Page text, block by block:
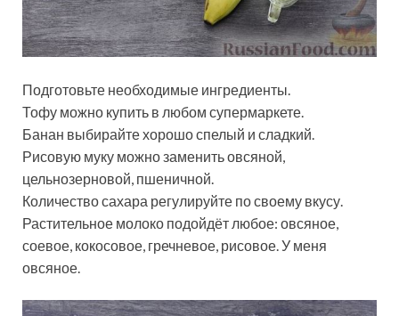
Подготовьте необходимые ингредиенты.
Тофу можно купить в любом супермаркете.
Банан выбирайте хорошо спелый и сладкий.
Рисовую муку можно заменить овсяной,
цельнозерновой, пшеничной.
Количество сахара регулируйте по своему вкусу.
Растительное молоко подойдёт любое: овсяное,
соевое, кокосовое, гречневое, рисовое. У меня
овсяное.